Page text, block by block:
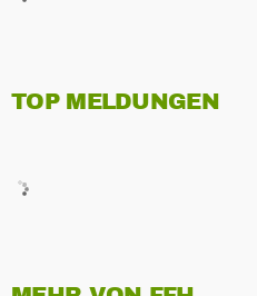
TOP MELDUNGEN